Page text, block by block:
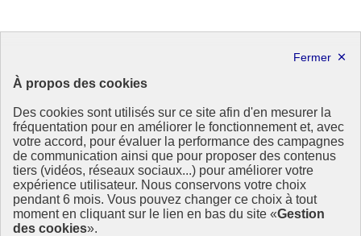
À propos des cookies
Des cookies sont utilisés sur ce site afin d'en mesurer la
fréquentation pour en améliorer le fonctionnement et, avec
votre accord, pour évaluer la performance des campagnes
de communication ainsi que pour proposer des contenus
tiers (vidéos, réseaux sociaux...) pour améliorer votre
expérience utilisateur. Nous conservons votre choix
pendant 6 mois. Vous pouvez changer ce choix à tout
moment en cliquant sur le lien en bas du site «Gestion
des cookies».